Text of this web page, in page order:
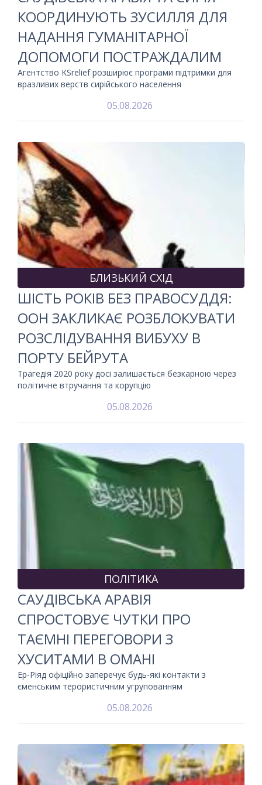
КООРДИНУЮТЬ ЗУСИЛЛЯ ДЛЯ
НАДАННЯ ГУМАНІТАРНОЇ
ДОПОМОГИ ПОСТРАЖДАЛИМ
Агентство KSrelief розширює програми підтримки для
вразливих верств сирійського населення
05.08.2026
БЛИЗЬКИЙ СХІД
ШІСТЬ РОКІВ БЕЗ ПРАВОСУДДЯ:
ООН ЗАКЛИКАЄ РОЗБЛОКУВАТИ
РОЗСЛІДУВАННЯ ВИБУХУ В
ПОРТУ БЕЙРУТА
Трагедія 2020 року досі залишається безкарною через
політичне втручання та корупцію
05.08.2026
ПОЛІТИКА
САУДІВСЬКА АРАВІЯ
СПРОСТОВУЄ ЧУТКИ ПРО
ТАЄМНІ ПЕРЕГОВОРИ З
ХУСИТАМИ В ОМАНІ
Ер-Ріяд офіційно заперечує будь-які контакти з
єменським терористичним угрупованням
05.08.2026